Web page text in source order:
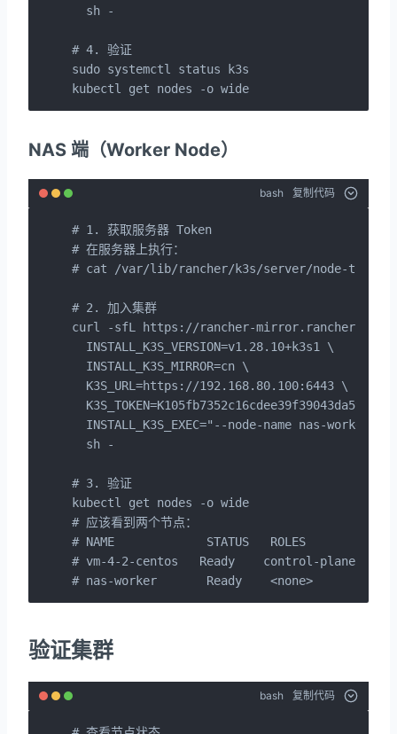
  sh -
# 4. 验证
sudo systemctl status k3s
kubectl get nodes -o wide
NAS 端（Worker Node）
bash 复制代码
# 1. 获取服务器 Token
# 在服务器上执行：
# cat /var/lib/rancher/k3s/server/node-token
# 2. 加入集群
curl -sfL https://rancher-mirror.rancher.cn/
  INSTALL_K3S_VERSION=v1.28.10+k3s1 \
  INSTALL_K3S_MIRROR=cn \
  K3S_URL=https://192.168.80.100:6443 \
  INSTALL_K3S_EXEC="--node-name nas-worker" \
  sh -
# 3. 验证
kubectl get nodes -o wide
# 应该看到两个节点：
# NAME             STATUS   ROLES
# vm-4-2-centos   Ready    control-plane
# nas-worker       Ready    <none>         8m
验证集群
bash 复制代码